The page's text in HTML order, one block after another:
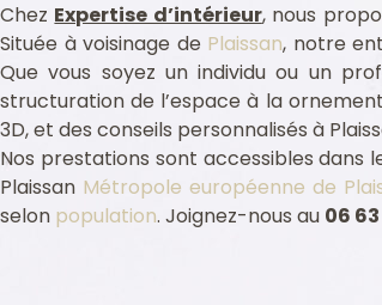
Chez Expertise d’intérieur, nous
Située à voisinage de Plaissan, notre
Que vous soyez un individu ou un
structuration de l’espace à la
3D, et des conseils personnalisés à
Nos prestations sont accessibles dans
Plaissan Métropole européenne de
selon population. Joignez-nous au 06